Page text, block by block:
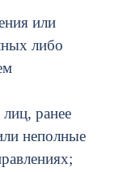
или
либо
ранее
неполные